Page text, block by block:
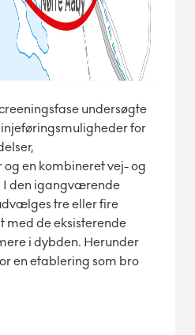
undersøgte
for
en kombineret vej- og
I den igangværende
tre eller fire
de eksisterende
i dybden. Herunder
en etablering som bro